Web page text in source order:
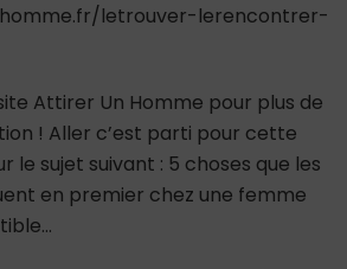
letrouver-lerencontrer-
Attirer Un Homme pour plus de
! Aller c’est parti pour cette
le sujet suivant : 5 choses que les
en premier chez une femme